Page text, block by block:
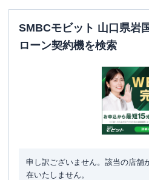
SMBCモビット 山口県岩
ローン契約機を検索
申し訳ございません。該当の店舗
在いたしません。